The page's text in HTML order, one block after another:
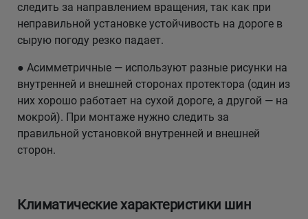
следить за направлением вращения, так как при
неправильной установке устойчивость на дороге в
сырую погоду резко падает.
● Асимметричные — используют разные рисунки на
внутренней и внешней сторонах протектора (один из
них хорошо работает на сухой дороге, а другой — на
мокрой). При монтаже нужно следить за
правильной установкой внутренней и внешней
сторон.
Климатические характеристики шин